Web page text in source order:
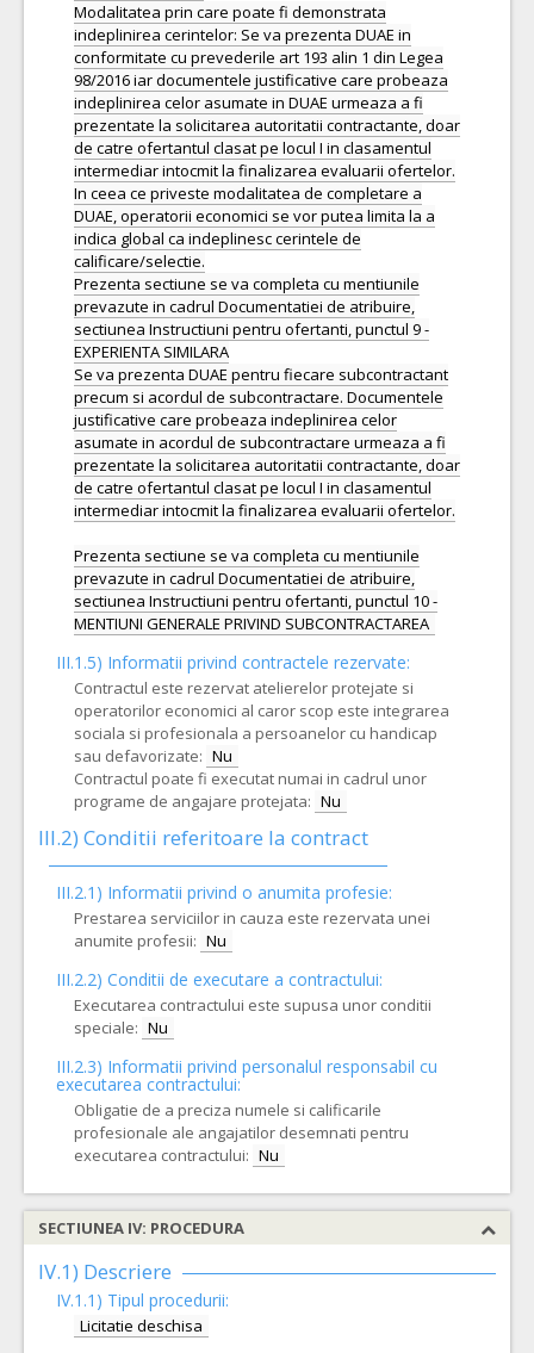
Modalitatea prin care poate fi demonstrata
indeplinirea cerintelor: Se va prezenta DUAE in
conformitate cu prevederile art 193 alin 1 din Legea
98/2016 iar documentele justificative care probeaza
indeplinirea celor asumate in DUAE urmeaza a fi
prezentate la solicitarea autoritatii contractante, doar
de catre ofertantul clasat pe locul I in clasamentul
intermediar intocmit la finalizarea evaluarii ofertelor.
In ceea ce priveste modalitatea de completare a
DUAE, operatorii economici se vor putea limita la a
indica global ca indeplinesc cerintele de
calificare/selectie.
Prezenta sectiune se va completa cu mentiunile
prevazute in cadrul Documentatiei de atribuire,
sectiunea Instructiuni pentru ofertanti, punctul 9 -
EXPERIENTA SIMILARA
Se va prezenta DUAE pentru fiecare subcontractant
precum si acordul de subcontractare. Documentele
justificative care probeaza indeplinirea celor
asumate in acordul de subcontractare urmeaza a fi
prezentate la solicitarea autoritatii contractante, doar
de catre ofertantul clasat pe locul I in clasamentul
intermediar intocmit la finalizarea evaluarii ofertelor.
Prezenta sectiune se va completa cu mentiunile
prevazute in cadrul Documentatiei de atribuire,
sectiunea Instructiuni pentru ofertanti, punctul 10 -
III.1.5) Informatii privind contractele rezervate:
Contractul este rezervat atelierelor protejate si
operatorilor economici al caror scop este integrarea
sociala si profesionala a persoanelor cu handicap
sau defavorizate: Nu
Contractul poate fi executat numai in cadrul unor
programe de angajare protejata: Nu
III.2) Conditii referitoare la contract
III.2.1) Informatii privind o anumita profesie:
Prestarea serviciilor in cauza este rezervata unei
anumite profesii: Nu
III.2.2) Conditii de executare a contractului:
Executarea contractului este supusa unor conditii
speciale: Nu
III.2.3) Informatii privind personalul responsabil cu
executarea contractului:
Obligatie de a preciza numele si calificarile
profesionale ale angajatilor desemnati pentru
executarea contractului: Nu
SECTIUNEA IV: PROCEDURA
IV.1) Descriere
IV.1.1) Tipul procedurii:
Licitatie deschisa